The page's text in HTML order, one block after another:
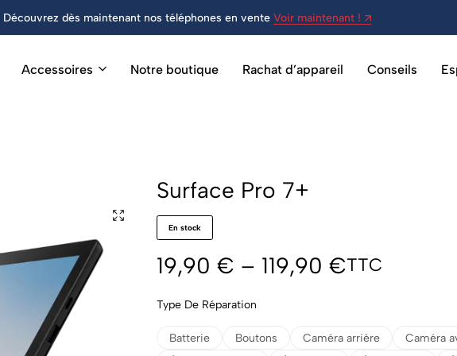
Découvrez dès maintenant nos téléphones en vente Voir maintenant !
Accessoires Notre boutique Rachat d’appareil Conseils
Surface Pro 7+
En stock
19,90 € – 119,90 €TTC
Type De Réparation
Batterie Boutons Caméra arrière Caméra